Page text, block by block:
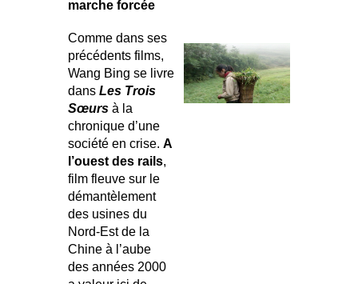
marche forcée
Comme dans ses
précédents films,
Wang Bing se livre
dans Les Trois
Sœurs à la
chronique d’une
société en crise. A
l’ouest des rails,
film fleuve sur le
démantèlement
des usines du
Nord-Est de la
Chine à l’aube
des années 2000